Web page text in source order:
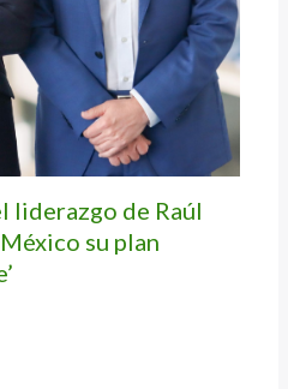
liderazgo de Raúl
su plan